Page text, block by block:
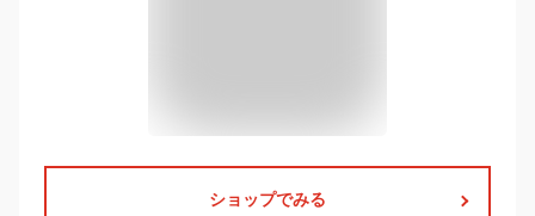
ショップでみる